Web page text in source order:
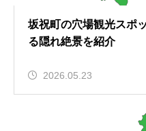
坂祝町の穴場観光スポ
る隠れ絶景を紹介
2026.05.23